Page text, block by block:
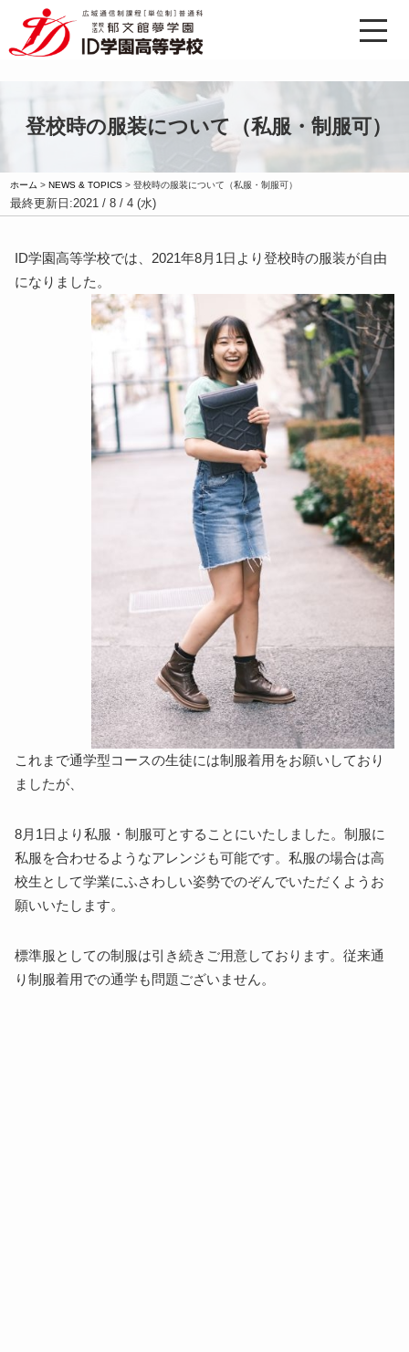
登校時の服装について（私服・制服可）
ホーム >NEWS & TOPICS >登校時の服装について（私服・制服可）
最終更新日:2021 / 8 / 4 (水)
ID学園高等学校では、 2021年8月 1 日より登校時の服装が自由
になりました。
これまで通学型コースの生徒には制服着用をお願いしており
ましたが、
8月 1 日より私服・制服可とすることにいたしました。制服に
私服を合わせるようなアレンジも可能です。私服の場合は高
校生として学業にふさわしい姿勢でのぞんでいただくようお
願いいたします。
標準服としての制服は引き続きご用意しております。従来通
り制服着用での通学も問題ございません。